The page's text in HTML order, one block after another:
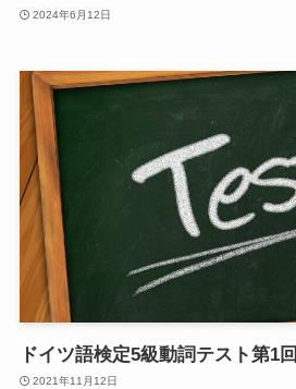
2024年6月12日
ドイツ語検定5級動詞テスト第1回
2021年11月12日